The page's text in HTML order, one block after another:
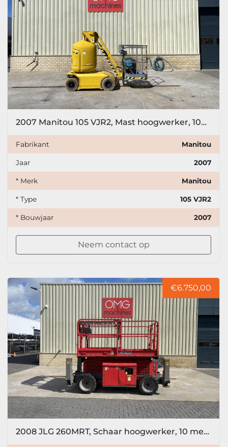
2007 Manitou 105 VJR2, Mast hoogwerker, 10meter
Fabrikant Manitou
Jaar 2007
* Merk Manitou
* Type 105 VJR2
* Bouwjaar 2007
Neem contact op
€6.750,00
2008 JLG 260MRT, Schaar hoogwerker, 10 meter